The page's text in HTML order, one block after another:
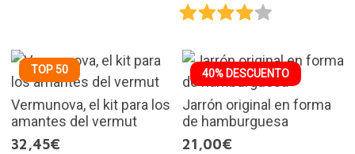
TOP 50
Vermunova, el kit para los
amantes del vermut
32,45€
40% DESCUENTO
Jarrón original en forma
de hamburguesa
21,00€